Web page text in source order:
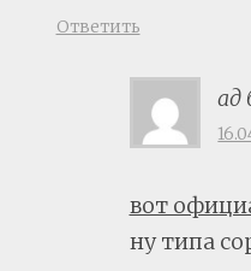
Ответить
ад
вот
ну типа